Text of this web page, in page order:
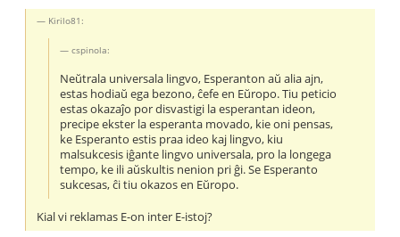
Kirilo81:
cspinola:
Neŭtrala universala lingvo, Esperanton aŭ alia ajn,
estas hodiaŭ ega bezono, ĉefe en Eŭropo. Tiu peticio
estas okazaĵo por disvastigi la esperantan ideon,
precipe ekster la esperanta movado, kie oni pensas,
ke Esperanto estis praa ideo kaj lingvo, kiu
malsukcesis iĝante lingvo universala, pro la longega
tempo, ke ili aŭskultis nenion pri ĝi. Se Esperanto
sukcesas, ĉi tiu okazos en Eŭropo.
Kial vi reklamas E-on inter E-istoj?